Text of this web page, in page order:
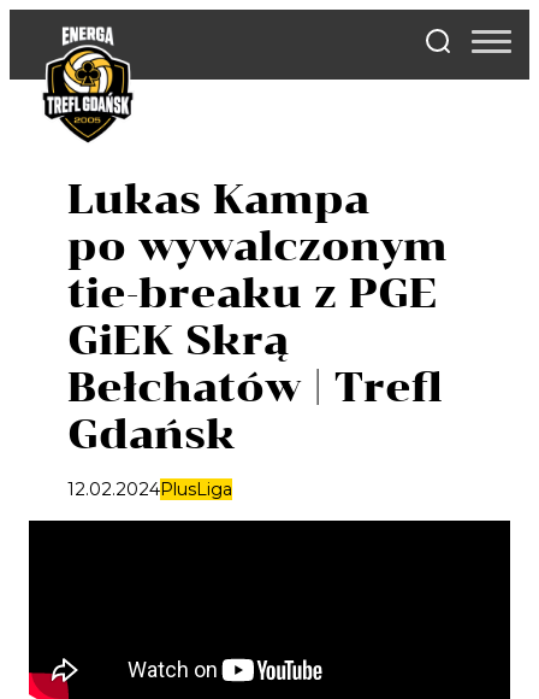
content
Lukas Kampa
po wywalczonym
tie-breaku z PGE
GiEK Skrą
Bełchatów | Trefl
Gdańsk
12.02.2024PlusLiga